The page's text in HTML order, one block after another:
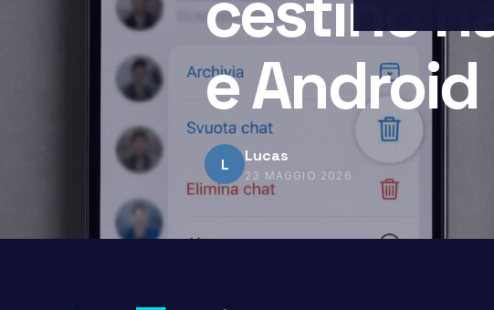
e Android
L Lucas
23 MAGGIO 2026